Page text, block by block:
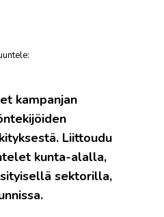
:
kampanjan
Liittoudu
kunta-alalla,
sektorilla,